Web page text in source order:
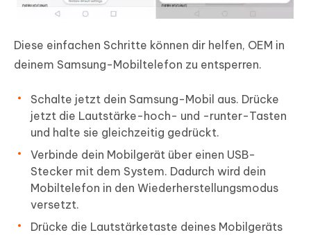
Diese einfachen Schritte können dir helfen, OEM in
deinem Samsung-Mobiltelefon zu entsperren.
Schalte jetzt dein Samsung-Mobil aus. Drücke
jetzt die Lautstärke-hoch- und -runter-Tasten
und halte sie gleichzeitig gedrückt.
Verbinde dein Mobilgerät über einen USB-
Stecker mit dem System. Dadurch wird dein
Mobiltelefon in den Wiederherstellungsmodus
versetzt.
Drücke die Lautstärketaste deines Mobilgeräts